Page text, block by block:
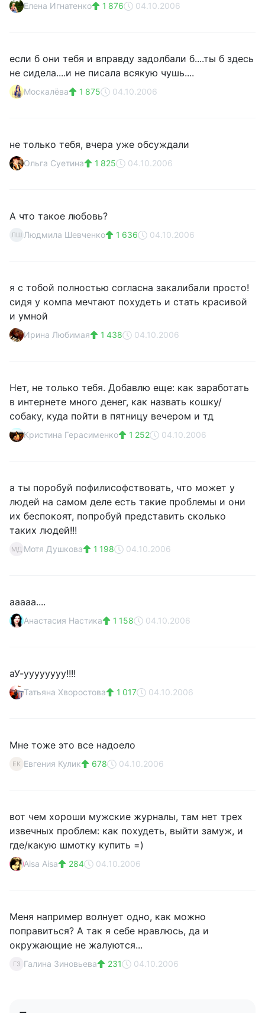
Елена Игнатенко 1 876 04.10.2006
если б они тебя и вправду задолбали б....ты б здесь
не сидела....и не писала всякую чушь....
Москалёва 1 875 04.10.2006
не только тебя, вчера уже обсуждали
Ольга Суетина 1 825 04.10.2006
А что такое любовь?
ЛШ Людмила Шевченко 1 636 04.10.2006
я с тобой полностью согласна закалибали просто!
сидя у компа мечтают похудеть и стать красивой
и умной
Ирина Любимая 1 438 04.10.2006
Нет, не только тебя. Добавлю еще: как заработать
в интернете много денег, как назвать кошку/
собаку, куда пойти в пятницу вечером и тд
Кристина Герасименко 1 252 04.10.2006
а ты поробуй пофилисофствовать, что может у
людей на самом деле есть такие проблемы и они
их беспокоят, попробуй представить сколько
таких людей!!!
МД Мотя Душкова 1 198 04.10.2006
ааааа....
Анастасия Настика 1 158 04.10.2006
аУ-уууууууу!!!!
Татьяна Хворостова 1 017 04.10.2006
Мне тоже это все надоело
ЕК Евгения Кулик 678 04.10.2006
вот чем хороши мужские журналы, там нет трех
извечных проблем: как похудеть, выйти замуж, и
где/какую шмотку купить =)
Aisa Aisa 284 04.10.2006
Меня например волнует одно, как можно
поправиться? А так я себе нравлюсь, да и
окружающие не жалуются...
ГЗ Галина Зиновьева 231 04.10.2006